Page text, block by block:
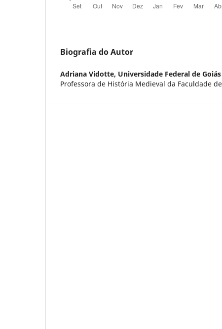
Biografia do Autor
Adriana Vidotte, Universidade Federal de Goiás
Professora de História Medieval da Faculdade